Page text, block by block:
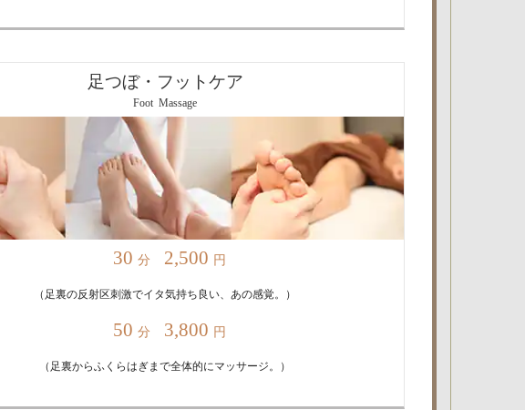
足つぼ・フットケア
Foot Massage
30分 2,500 円
（足裏の反射区刺激でイタ気持ち良い、あの感覚。）
50分 3,800 円
（足裏からふくらはぎまで全体的にマッサージ。）